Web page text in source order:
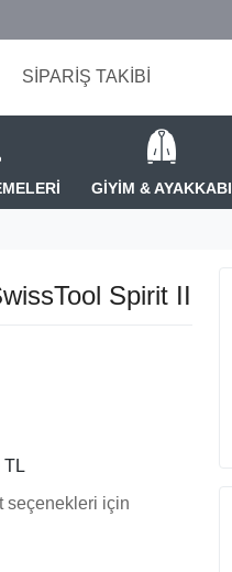
SİPARİŞ TAKİBİ
GİYİM & AYAKKABI
Spirit II
TL
seçenekleri için